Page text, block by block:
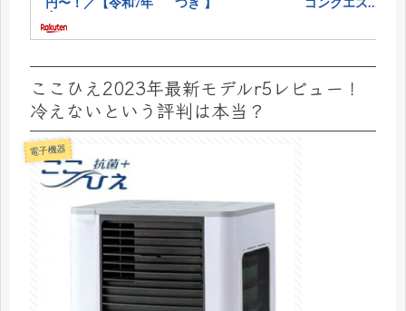
ここひえ2023年最新モデルr5レビュー！
冷えないという評判は本当？
電子機器